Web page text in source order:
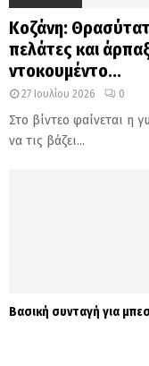
Κοζάνη:
πελάτες και
ντοκουμέντο...
27 Ιουλίου 2026 0
Στο βίντεο φαίνεται η
να τις βάζει...
Βασική συνταγή για